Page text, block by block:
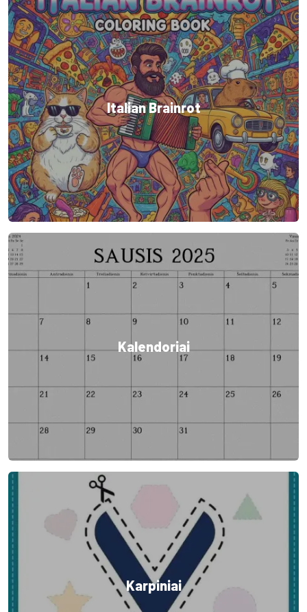
Italian Brainrot
Kalendoriai
Karpiniai